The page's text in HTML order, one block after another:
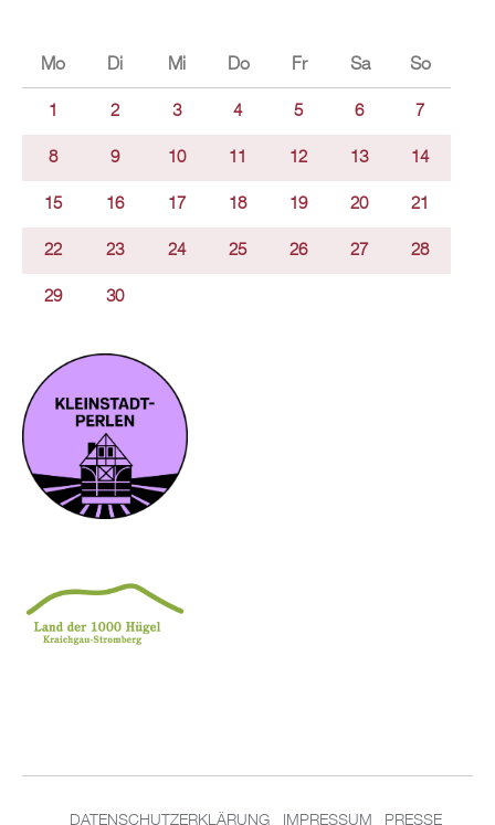
Mo Di Mi Do Fr Sa So
1 2 3 4 5 6 7
8 9 10 11 12 13 14
15 16 17 18 19 20 21
22 23 24 25 26 27 28
29 30
DATENSCHUTZERKLÄRUNG IMPRESSUM PRESSE